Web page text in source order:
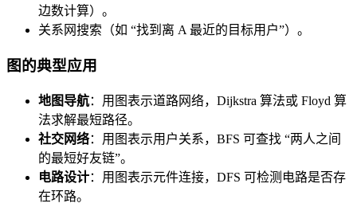
边数计算）。
关系网搜索（如 “找到离 A 最近的目标用户”）。
图的典型应用
地图导航：用图表示道路网络，Dijkstra 算法或 Floyd 算
法求解最短路径。
社交网络：用图表示用户关系，BFS 可查找 “两人之间
的最短好友链”。
电路设计：用图表示元件连接，DFS 可检测电路是否存
在环路。